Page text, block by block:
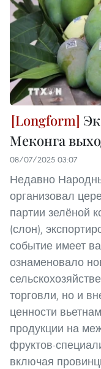
Меконга
08/07/2025 03:07
Недавно
организовал
партии зелёной
(слон),
событие имеет
ознаменовало
торговли, но и
ценности
продукции на
фруктов-
включая